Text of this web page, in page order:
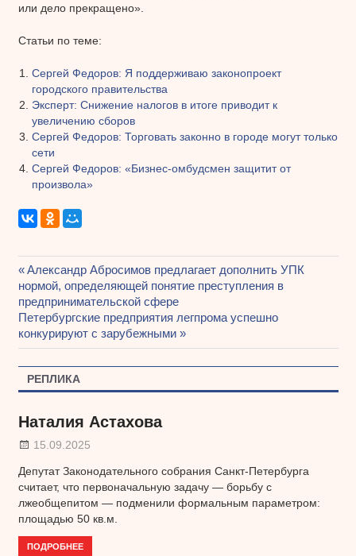
или дело прекращено».
Статьи по теме:
Сергей Федоров: Я поддерживаю законопроект
городского правительства
Эксперт: Снижение налогов в итоге приводит к
увеличению сборов
Сергей Федоров: Торговать законно в городе могут только
сети
Сергей Федоров: «Бизнес-омбудсмен защитит от
произвола»
Навигация
по
записям
Предыдущая
запись:
Александр Абросимов предлагает дополнить УПК
нормой, определяющей понятие преступления в
предпринимательской сфере
Следующая
запись:
Петербургские предприятия легпрома успешно
конкурируют с зарубежными
РЕПЛИКА
Наталия Астахова
15.09.2025
Депутат Законодательного собрания Санкт-Петербурга
считает, что первоначальную задачу — борьбу с
лжеобщепитом — подменили формальным параметром:
площадью 50 кв.м.
ПОДРОБНЕЕ